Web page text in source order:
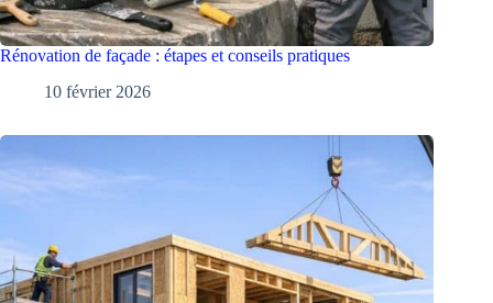
Rénovation de façade : étapes et conseils pratiques
10 février 2026